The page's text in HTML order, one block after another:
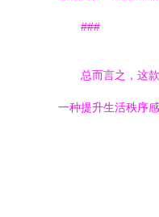
###
总而言之，这
一种提升生活秩序